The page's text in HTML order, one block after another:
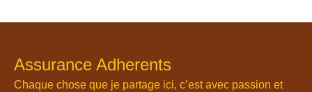
Assurance Adherents
Chaque chose que je partage ici, c’est avec passion et